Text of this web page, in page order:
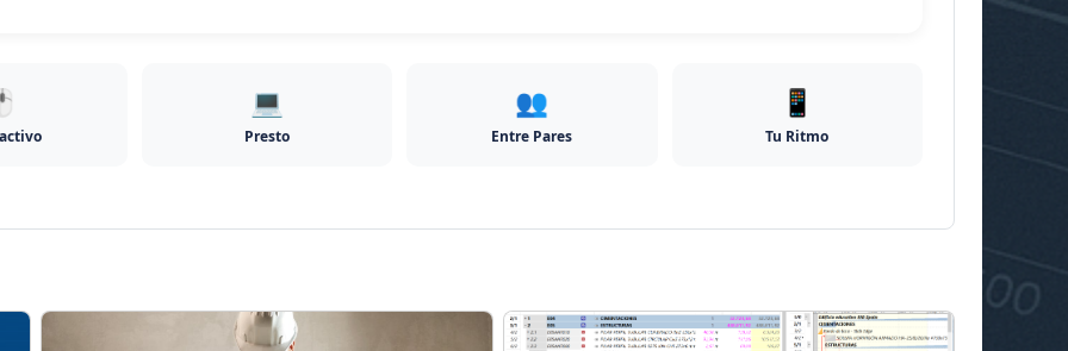
💻
Presto
👥
Entre Pares
📱
Tu Ritmo
Planificación y Programación de Proyectos PRESTO CON BIM EN 5D